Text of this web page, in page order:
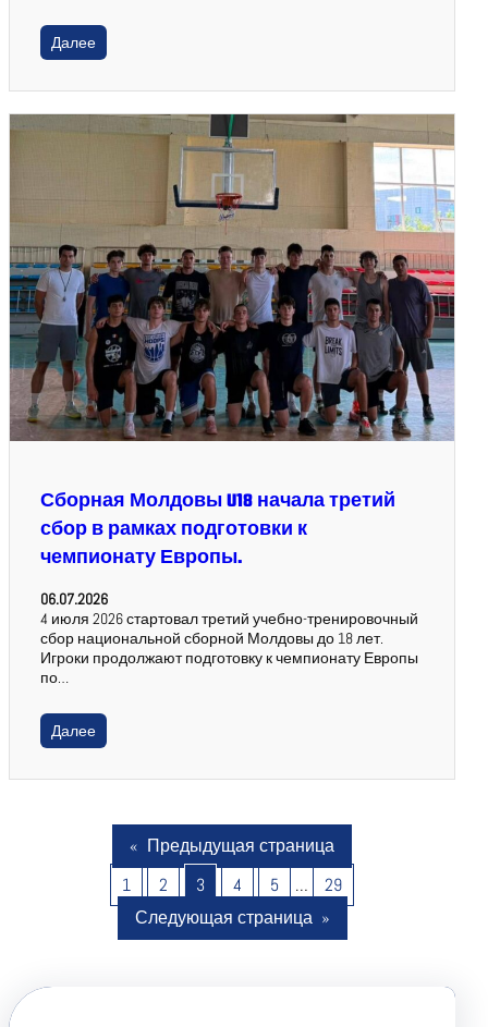
Далее
Сборная Молдовы U18 начала третий
сбор в рамках подготовки к
чемпионату Европы.
06.07.2026
4 июля 2026 стартовал третий учебно-тренировочный
сбор национальной сборной Молдовы до 18 лет.
Игроки продолжают подготовку к чемпионату Европы
по…
Далее
« Предыдущая страница
1
2 3 4 5 …
29
Следующая страница »